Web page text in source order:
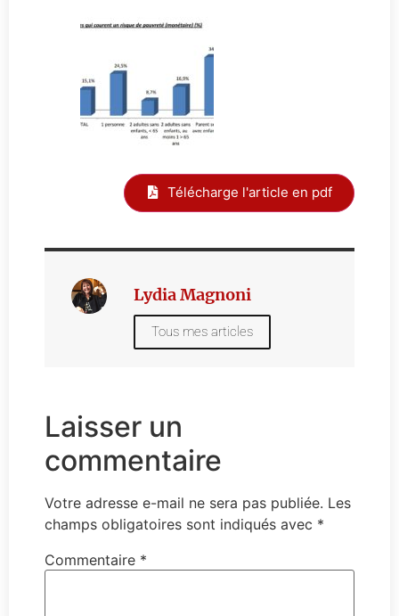
Télécharge l'article en pdf
Lydia Magnoni
Tous mes articles
Laisser un
commentaire
Votre adresse e-mail ne sera pas publiée. Les
champs obligatoires sont indiqués avec *
Commentaire *